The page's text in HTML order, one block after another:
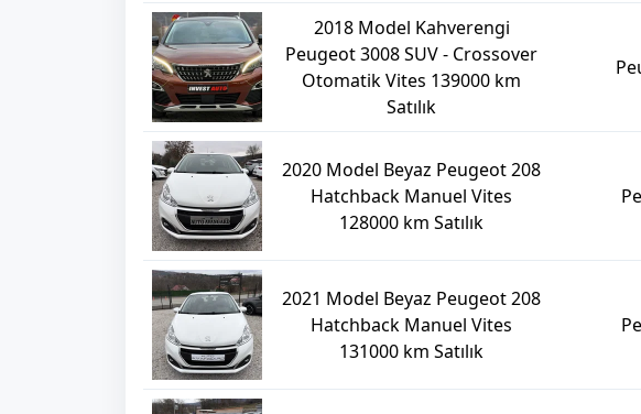
2018 Model Kahverengi
Peugeot 3008 SUV - Crossover
Otomatik Vites 139000 km
Satılık
2020 Model Beyaz Peugeot 208
Hatchback Manuel Vites
128000 km Satılık
2021 Model Beyaz Peugeot 208
Hatchback Manuel Vites
131000 km Satılık